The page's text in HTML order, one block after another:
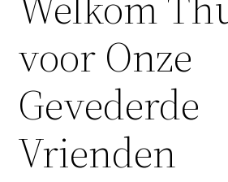
voor Onze
Gevederde
Vrienden